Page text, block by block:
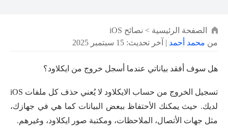
الصفحة الرئيسية > نصائح iOS
من محمد أحمد | آخر تحديث: 15 سبتمبر 2025
هل سوف أفقد بياناتي عندما أسجل خروج من ايكلاود؟
تسجيل الخروج من حساب الايكلاود لا يُعني حذف كل ملفات iOS
لديك. حيث يمكنك الأحتفاظ ببعض البيانات كما هي في جهازك،
مثل جهات الأتصال، الملاحظات، ومكتبة صور ايكلاود، وغيرهم.